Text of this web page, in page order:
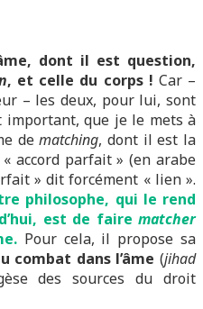
dont il est question,
, et celle du corps ! Car –
– les deux, pour lui, sont
important, que je le mets à
dematching, dont il est la
accord parfait » (en arabe
» dit forcément « lien ».
philosophe, qui le rend
est de faire matcher
Pour cela, il propose sa
combat dans l’âme (jihad
des sources du droit